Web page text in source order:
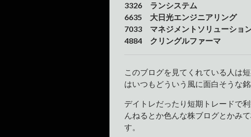
3326 ランシステム
6635 大日光エンジニアリング
7033 マネジメントソリューショ
4884 クリングルファーマ
このブログを見てくれている人は
はいつもどういう風に面白そうな
デイトレだったり短期トレードで
んねるとか色んな株ブログとかみ
す。